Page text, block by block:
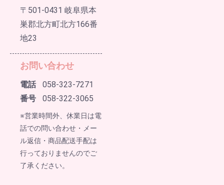
〒501-0431 岐阜県本
巣郡北方町北方166番
地23
お問い合わせ
電話
番号
058-323-7271
058-322-3065
※営業時間外、休業日は電
話での問い合わせ・メー
ル返信・商品配送手配は
行っておりませんのでご
了承ください。